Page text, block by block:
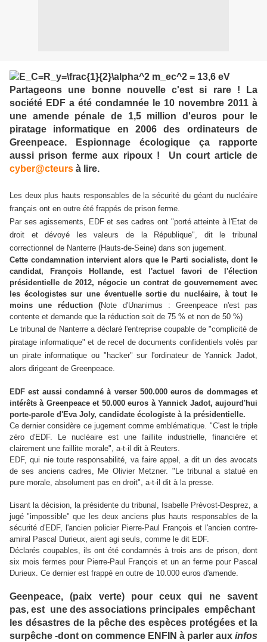
Partageons une bonne nouvelle c'est si rare !
La
société EDF a été condamnée le 10 novembre 2011 à
une amende pénale de 1,5 million d'euros pour le
piratage informatique en 2006 des ordinateurs de
Greenpeace. Espionnage écologique ça rapporte
aussi prison ferme aux ripoux ! Un court article de
cyber@cteurs à lire.
Les deux plus hauts responsables de la sécurité du géant du nucléaire
français ont en outre été frappés de prison ferme.
Par ses agissements, EDF et ses cadres ont "porté atteinte à l'Etat de
droit et dévoyé les valeurs de la République", dit le tribunal
correctionnel de Nanterre (Hauts-de-Seine) dans son jugement.
Cette condamnation intervient alors que le Parti socialiste, dont le
candidat, François Hollande, est l'actuel favori de l'élection
présidentielle de 2012, négocie un contrat de gouvernement avec
les écologistes sur une éventuelle sortie du nucléaire, à tout le
moins une réduction (Note d'Unanimus : Greenpeace n'est pas
contente et demande que la réduction soit de 75 % et non de 50 %)
Le tribunal de Nanterre a déclaré l'entreprise coupable de "complicité de
piratage informatique" et de recel de documents confidentiels volés par
un pirate informatique ou "hacker" sur l'ordinateur de Yannick Jadot,
alors dirigeant de Greenpeace.
EDF est aussi condamné à verser 500.000 euros de dommages et
intérêts à Greenpeace et 50.000 euros à Yannick Jadot, aujourd'hui
porte-parole d'Eva Joly, candidate écologiste à la présidentielle.
Ce dernier considère ce jugement comme emblématique. "C'est le triple
zéro d'EDF. Le nucléaire est une faillite industrielle, financière et
clairement une faillite morale", a-t-il dit à Reuters.
EDF, qui nie toute responsabilité, va faire appel, a dit un des avocats
de ses anciens cadres, Me Olivier Metzner. "Le tribunal a statué en
pure morale, absolument pas en droit", a-t-il dit à la presse.
Lisant la décision, la présidente du tribunal, Isabelle Prévost-Desprez, a
jugé "impossible" que les deux anciens plus hauts responsables de la
sécurité d'EDF, l'ancien policier Pierre-Paul François et l'ancien contre-
amiral Pascal Durieux, aient agi seuls, comme le dit EDF.
Déclarés coupables, ils ont été condamnés à trois ans de prison, dont
six mois fermes pour Pierre-Paul François et un an ferme pour Pascal
Durieux. Ce dernier est frappé en outre de 10.000 euros d'amende.
Geenpeace, (paix verte) pour ceux qui ne savent
pas, est une des associations principales empêchant
les désastres de la pêche des espèces protégées et la
surpêche -dont on commence ENFIN à parler aux infos